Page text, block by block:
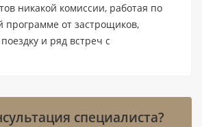
передача
2030 года.
Al Hudayriyat Island, Абу-Даби;
119 км.
0,3 км, до аэропорта — 36
никакой комиссии, работая по
программе от застрощиков,
и ряд встреч с
специалиста?